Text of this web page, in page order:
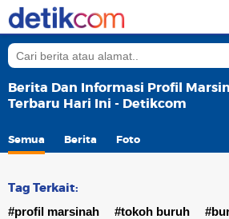
Berita Dan Informasi Profil
Terbaru Hari Ini - Detikcom
Semua Berita Foto
Tag Terkait:
#profil marsinah #tokoh buruh